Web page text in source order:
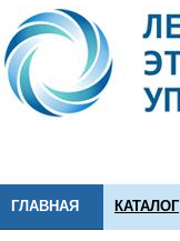
ГЛАВНАЯ КАТАЛОГ